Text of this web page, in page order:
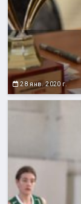
28 янв. 2020 г.